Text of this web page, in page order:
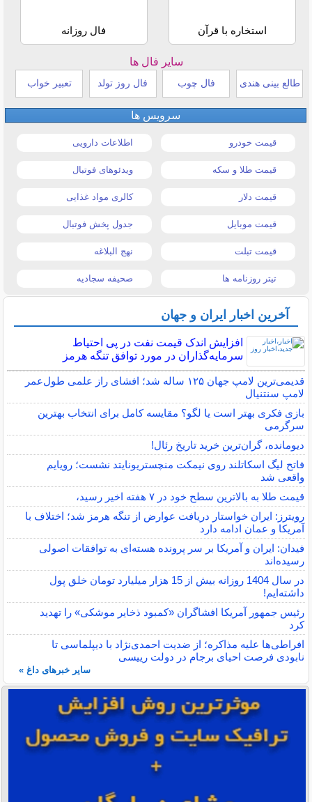
استخاره با قرآن فال روزانه
سایر فال ها
طالع بینی هندی فال چوب فال روز تولد تعبیر خواب
سرویس ها
قیمت خودرو اطلاعات دارویی
قیمت طلا و سکه ویدئوهای فوتبال
قیمت دلار کالری مواد غذایی
قیمت موبایل جدول پخش فوتبال
قیمت تبلت نهج البلاغه
تیتر روزنامه ها صحیفه سجادیه
آخرین اخبار ایران و جهان
افزایش اندک قیمت نفت در پی احتیاط
سرمایه‌گذاران در مورد توافق تنگه هرمز
قدیمی‌ترین لامپ جهان ۱۲۵ ساله شد؛ افشای راز علمی طول‌عمر
لامپ سنتنیال
بازی فکری بهتر است یا لگو؟ مقایسه کامل برای انتخاب بهترین
سرگرمی
دیومانده، گران‌ترین خرید تاریخ رئال!
فاتح لیگ اسکاتلند روی نیمکت منچستریونایتد نشست؛ رویایم
واقعی شد
قیمت طلا به بالاترین سطح خود در ۷ هفته اخیر رسید،
رویترز: ایران خواستار دریافت عوارض از تنگه هرمز شد؛ اختلاف با
آمریکا و عمان ادامه دارد
فیدان: ایران و آمریکا بر سر پرونده هسته‌ای به توافقات اصولی
رسیده‌اند
در سال 1404 روزانه بیش از 15 هزار میلیارد تومان خلق پول
داشته‌ایم!
رئیس جمهور آمریکا افشاگران «کمبود ذخایر موشکی» را تهدید
کرد
افراطی‌ها علیه مذاکره؛ از ضدیت احمدی‌نژاد با دیپلماسی تا
نابودی فرصت احیای برجام در دولت رییسی
سایر خبرهای داغ »